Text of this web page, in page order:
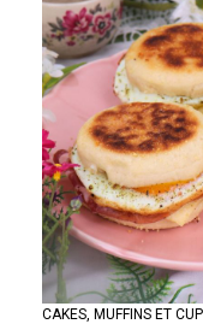
CAKES, MUFFINS ET